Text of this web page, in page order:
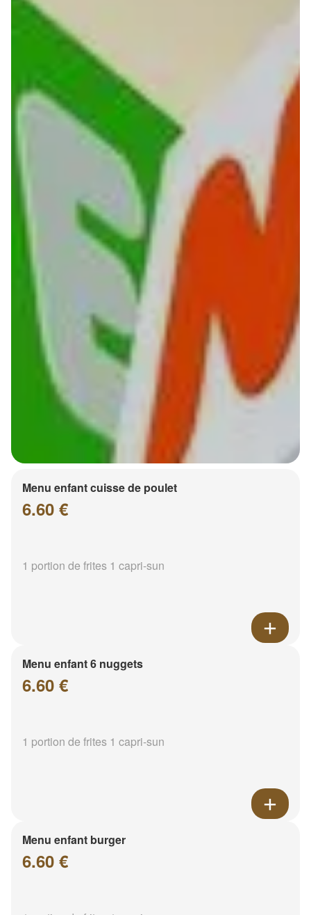
Menu enfant cuisse de poulet
6.60 €
1 portion de frites 1 capri-sun
Menu enfant 6 nuggets
6.60 €
1 portion de frites 1 capri-sun
Menu enfant burger
6.60 €